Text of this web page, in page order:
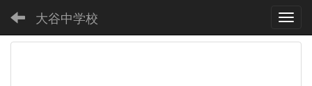
大谷中学校